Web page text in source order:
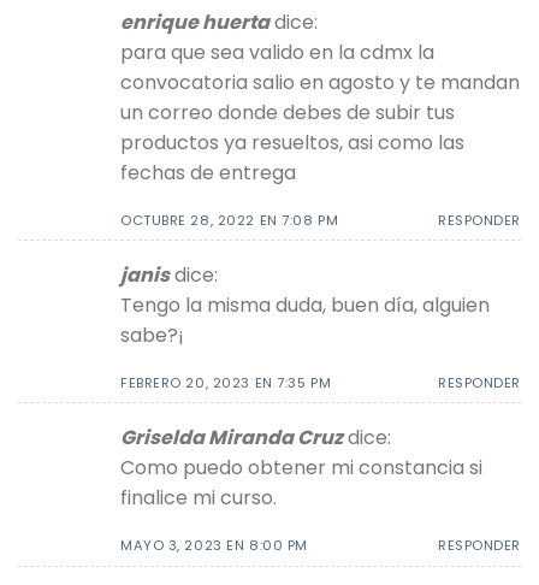
enrique huertadice:
para que sea valido en la cdmx la
convocatoria salio en agosto y te mandan
un correo donde debes de subir tus
productos ya resueltos, asi como las
fechas de entrega
OCTUBRE 28, 2022 EN 7:08 PM RESPONDER
janisdice:
Tengo la misma duda, buen día, alguien
sabe?¡
FEBRERO 20, 2023 EN 7:35 PM RESPONDER
Griselda Miranda Cruzdice:
Como puedo obtener mi constancia si
finalice mi curso.
MAYO 3, 2023 EN 8:00 PM RESPONDER